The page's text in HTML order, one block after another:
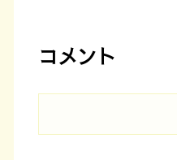
コメント